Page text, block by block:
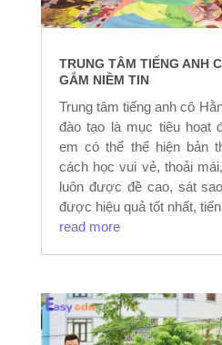
TRUNG TÂM TIẾNG ANH
GẮM NIỀM TIN
Trung tâm tiếng anh cô
đào tạo là mục tiêu hoạt
em có thể thể hiện bản
cách học vui vẻ, thoải
luôn được đề cao, sát
được hiệu quả tốt nhất,
read more